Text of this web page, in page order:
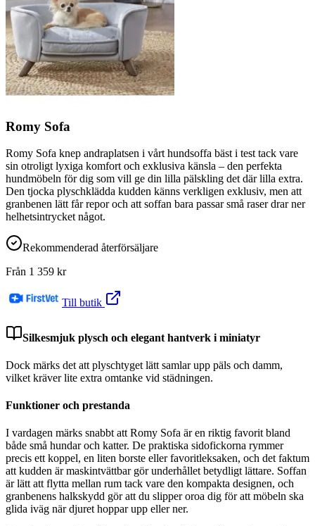
Romy Sofa
Romy Sofa knep andraplatsen i vårt hundsoffa bäst i test tack vare
sin otroligt lyxiga komfort och exklusiva känsla – den perfekta
hundmöbeln för dig som vill ge din lilla pälskling det där lilla extra.
Den tjocka plyschklädda kudden känns verkligen exklusiv, men att
granbenen lätt får repor och att soffan bara passar små raser drar ner
helhetsintrycket något.
Rekommenderad återförsäljare
Från 1 359 kr
Till butik
Silkesmjuk plysch och elegant hantverk i miniatyr
Dock märks det att plyschtyget lätt samlar upp päls och damm,
vilket kräver lite extra omtanke vid städningen.
Funktioner och prestanda
I vardagen märks snabbt att Romy Sofa är en riktig favorit bland
både små hundar och katter. De praktiska sidofickorna rymmer
precis ett koppel, en liten borste eller favoritleksaken, och det faktum
att kudden är maskintvättbar gör underhållet betydligt lättare. Soffan
är lätt att flytta mellan rum tack vare den kompakta designen, och
granbenens halkskydd gör att du slipper oroa dig för att möbeln ska
glida iväg när djuret hoppar upp eller ner.